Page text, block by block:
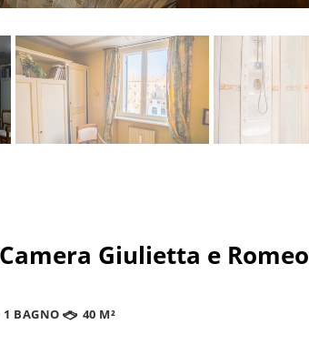
Giulietta e Romeo
1 BAGNO 40 M²